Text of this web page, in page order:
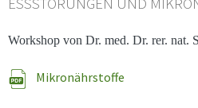
Workshop von Dr. med. Dr. rer. nat.
Mikronährstoffe